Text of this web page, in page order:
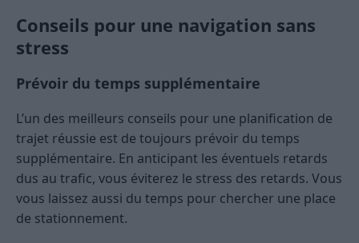
Conseils pour une navigation sans
stress
Prévoir du temps supplémentaire
L’un des meilleurs conseils pour une planification de
trajet réussie est de toujours prévoir du temps
supplémentaire. En anticipant les éventuels retards
dus au trafic, vous éviterez le stress des retards. Vous
vous laissez aussi du temps pour chercher une place
de stationnement.